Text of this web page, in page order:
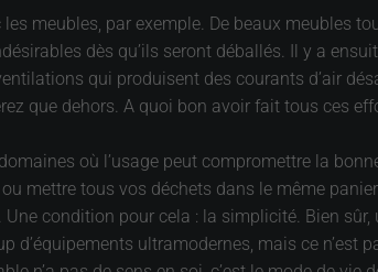
meubles, par exemple. De beaux meubles
dès qu’ils seront déballés. Il y a
qui produisent des courants d’air
que dehors. A quoi bon avoir fait tous ces
où l’usage peut compromettre la
mettre tous vos déchets dans le même
condition pour cela : la simplicité. Bien
d’équipements ultramodernes, mais ce